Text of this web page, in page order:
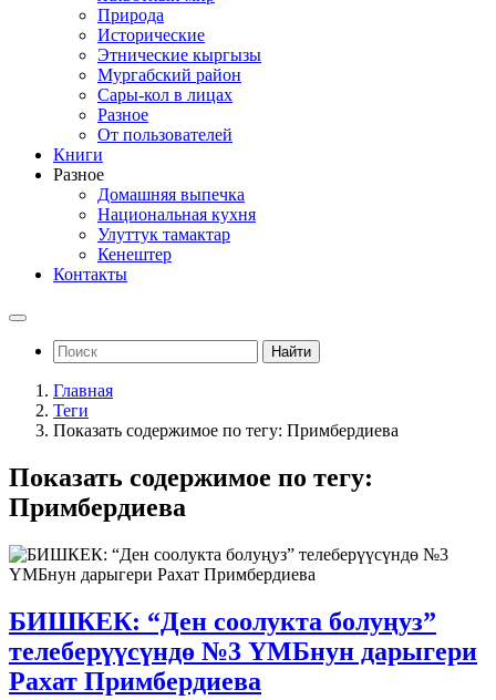
Природа
Исторические
Этнические кыргызы
Мургабский район
Сары-кол в лицах
Разное
От пользователей
Книги
Разное
Домашняя выпечка
Национальная кухня
Улуттук тамактар
Кенештер
Контакты
Найти
Главная
Теги
Показать содержимое по тегу: Примбердиева
Показать содержимое по тегу:
Примбердиева
БИШКЕК: “Ден соолукта болуңуз”
телеберүүсүндө №3 ҮМБнун дарыгери
Рахат Примбердиева